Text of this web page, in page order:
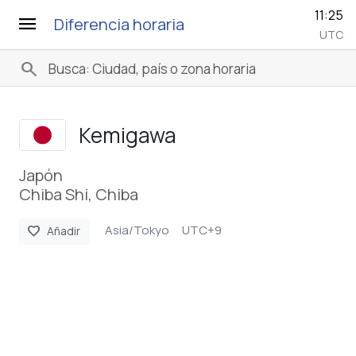
menu Diferencia horaria 11:25
UTC
search
Kemigawa
Japón
Chiba Shi, Chiba
favorite Añadir Asia/Tokyo UTC+9